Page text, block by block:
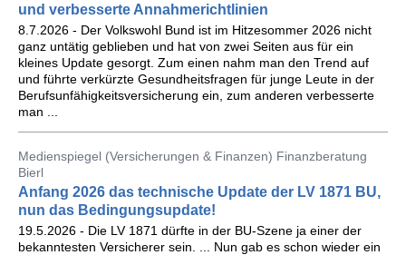
und verbesserte Annahmerichtlinien
8.7.2026 - Der Volkswohl Bund ist im Hitzesommer 2026 nicht
ganz untätig geblieben und hat von zwei Seiten aus für ein
kleines Update gesorgt. Zum einen nahm man den Trend auf
und führte verkürzte Gesundheitsfragen für junge Leute in der
Berufsunfähigkeitsversicherung ein, zum anderen verbesserte
man ...
Medienspiegel (Versicherungen & Finanzen) Finanzberatung
Bierl
Anfang 2026 das technische Update der LV 1871 BU,
nun das Bedingungsupdate!
19.5.2026 - Die LV 1871 dürfte in der BU-Szene ja einer der
bekanntesten Versicherer sein. ... Nun gab es schon wieder ein